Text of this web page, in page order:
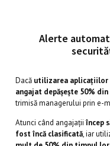
Alerte
Dacă utilizarea aplicațiilor
angajat depășește 50%
trimisă managerului prin e-
Atunci când angajațiiîncep
fost încă clasificată, iar